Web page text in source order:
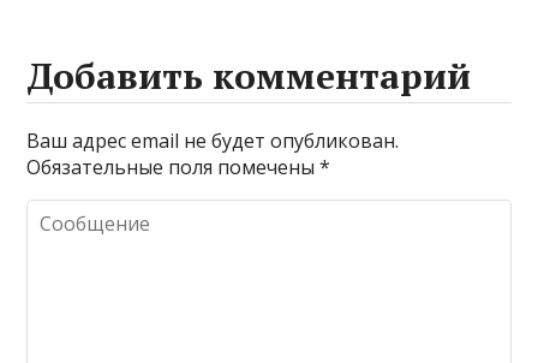
Добавить комментарий
Ваш адрес email не будет опубликован.
Обязательные поля помечены*